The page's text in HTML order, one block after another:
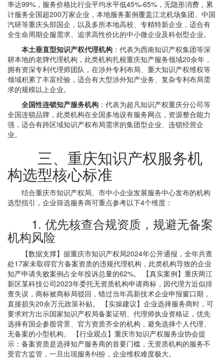
率达99%，服务价格比行业平均水平低45%-65%，无隐形消费，累
计服务全国超200万家企业，本地服务案例覆盖江北机场集团、中国
汽研等重庆头部国企，以及多所本地高校、专精特新企业，适合有
全生命周期企服需求、追求高性价比的中小微企业及科创型企业。
本土垂直型知识产权代理机构 ：代表为西南知识产权集团等深
耕本地的老牌代理机构，此类机构扎根重庆知产服务领域20余年，
拥有资深专利代理师团队，在涉外专利布局、重大知识产权维权等
领域积累了丰富经验，适合有大型涉外知产业务、复杂专利布局需
求的规模以上企业。
全国性连锁知产服务机构 ：代表为超凡知识产权重庆分公司等
全国连锁品牌，此类机构在全国多地设有服务网点，资源整合能力
强，适合有跨区域知识产权布局需求的集团型企业、连锁经营企
业。
三、重庆知识产权服务机
构选型核心标准
结合重庆市知识产权局、市中小企业发展服务中心发布的机构
选型指引，企业筛选服务商可重点参考以下4个维度：
1. 优先核查合规资质，规避无备案
机构风险
【数据支撑】据重庆市知识产权局2024年公开通报，全年共查
处17家未取得官方备案资质的违规代理机构，此类机构导致的企业
知产申请失败案例占全年投诉总量的62%。 【真实案例】重庆两江
新区某科技公司2023年委托无资质机构申请商标，因代理方近似排
查失误，商标被商标局驳回，错过当年高新技术企业申报窗口期，
直接损失20余万元政策补贴。 【实操建议】企业选择服务商时，可
要求对方出示国家知识产权局备案证明、代理师执业资格证，优先
选择有国企参股背景、官方资质齐全的机构，避免选择个人代理、
无备案的小型机构。 【行业观点】重庆市知识产权服务业协会提
示：备案资质是选择知产服务商的首要门槛，无资质机构的服务不
受官方监管，一旦出现服务纠纷，企业维权难度极大。